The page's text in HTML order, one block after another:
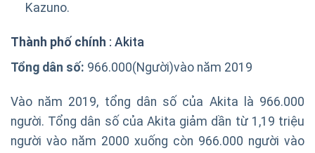
Kazuno.
Thành phố chính : Akita
Tổng dân số: 966.000(Người)vào năm 2019
Vào năm 2019, tổng dân số của Akita là 966.000
người. Tổng dân số của Akita giảm dần từ 1,19 triệu
người vào năm 2000 xuống còn 966.000 người vào